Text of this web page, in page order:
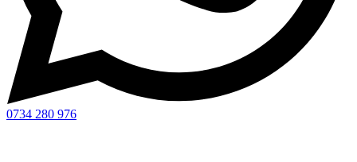
0734 280 976